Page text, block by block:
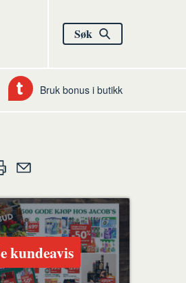
Søk
Bruk bonus i butikk
en
venn
kundeavis